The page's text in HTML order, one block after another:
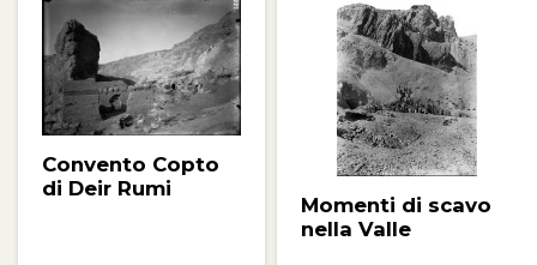
Convento Copto
di Deir Rumi
Momenti di scavo
nella Valle